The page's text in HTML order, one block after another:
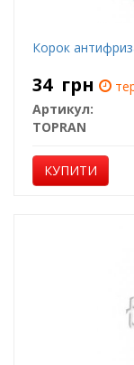
Корок
34 грн
Артикул:
TOPRAN
КУПИТИ